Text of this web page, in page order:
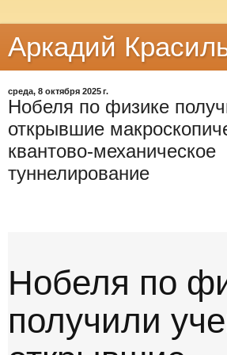
Аркадий
среда, 8 октября 2025 г.
Нобеля по физике
открывшие
квантово-механическое
туннелирование
Нобеля по
получили
С
о
е
п